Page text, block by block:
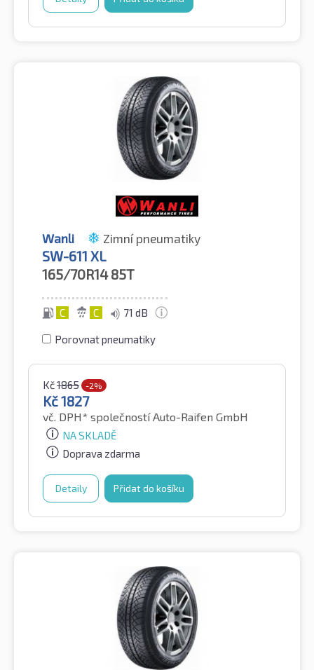
Wanli Zimní pneumatiky
SW-611 XL
165/70R14 85T
C C 71 dB
Porovnat pneumatiky
Kč1865 -2%
Kč1827
vč. DPH* společností Auto-Raifen GmbH
NA SKLADĚ
Doprava zdarma
Detaily Přidat do košíku